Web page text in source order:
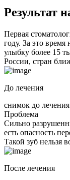
Результат
Первая
году. За это
улыбку более 15
России, стран
До лечения
снимок до лечения
Проблема
Сильно
есть опасность
Такой зуб нельзя
После лечения